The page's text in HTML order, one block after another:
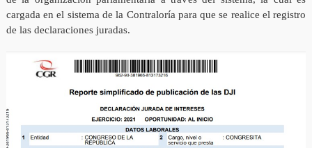
cargada en el sistema de la Contraloría para que se realice el registro
de las declaraciones juradas.